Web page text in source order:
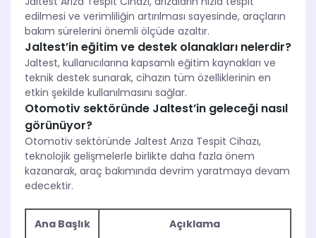
edilmesi ve verimliliğin artırılması sayesinde, araçların
bakım sürelerini önemli ölçüde azaltır.
Jaltest’in eğitim ve destek olanakları nelerdir?
Jaltest, kullanıcılarına kapsamlı eğitim kaynakları ve
teknik destek sunarak, cihazın tüm özelliklerinin en
etkin şekilde kullanılmasını sağlar.
Otomotiv sektöründe Jaltest’in geleceği nasıl
görünüyor?
Otomotiv sektöründe Jaltest Arıza Tespit Cihazı,
teknolojik gelişmelerle birlikte daha fazla önem
kazanarak, araç bakımında devrim yaratmaya devam
edecektir.
Ana Başlık Açıklama